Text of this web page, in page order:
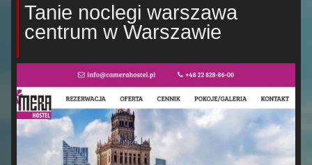
Tanie noclegi warszawa
centrum w Warszawie